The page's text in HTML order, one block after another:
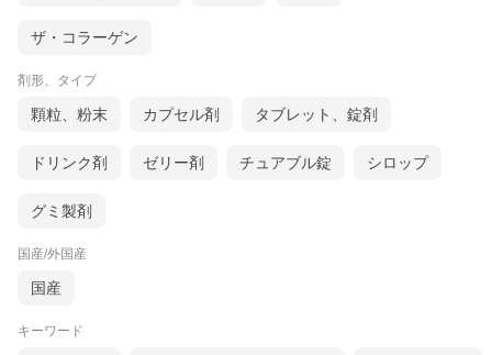
ザ・コラーゲン
剤形、タイプ
顆粒、粉末 カプセル剤 タブレット、錠剤
ドリンク剤 ゼリー剤 チュアブル錠 シロップ
グミ製剤
国産/外国産
国産
キーワード